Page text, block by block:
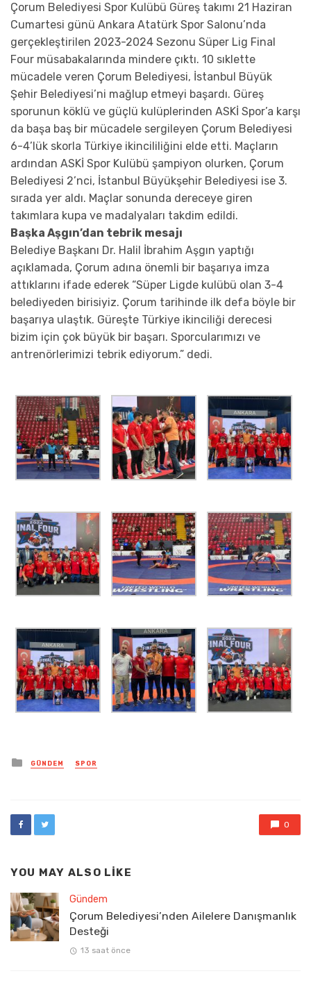
Çorum Belediyesi Spor Kulübü Güreş takımı 21 Haziran
Cumartesi günü Ankara Atatürk Spor Salonu’nda
gerçekleştirilen 2023-2024 Sezonu Süper Lig Final
Four müsabakalarında mindere çıktı. 10 sıklette
mücadele veren Çorum Belediyesi, İstanbul Büyük
Şehir Belediyesi’ni mağlup etmeyi başardı. Güreş
sporunun köklü ve güçlü kulüplerinden ASKİ Spor’a karşı
da başa baş bir mücadele sergileyen Çorum Belediyesi
6-4’lük skorla Türkiye ikincililiğini elde etti. Maçların
ardından ASKİ Spor Kulübü şampiyon olurken, Çorum
Belediyesi 2’nci, İstanbul Büyükşehir Belediyesi ise 3.
sırada yer aldı. Maçlar sonunda dereceye giren
takımlara kupa ve madalyaları takdim edildi.
Başka Aşgın’dan tebrik mesajı
Belediye Başkanı Dr. Halil İbrahim Aşgın yaptığı
açıklamada, Çorum adına önemli bir başarıya imza
attıklarını ifade ederek “Süper Ligde kulübü olan 3-4
belediyeden birisiyiz. Çorum tarihinde ilk defa böyle bir
başarıya ulaştık. Güreşte Türkiye ikinciliği derecesi
bizim için çok büyük bir başarı. Sporcularımızı ve
antrenörlerimizi tebrik ediyorum.” dedi.
Posted
in
GÜNDEM SPOR
0
YOU MAY ALSO LIKE
Gündem
Çorum Belediyesi’nden Ailelere Danışmanlık
Desteği
13 saat önce